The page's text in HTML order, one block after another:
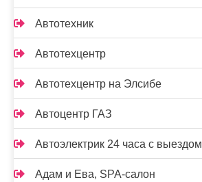
Автотехник
Автотехцентр
Автотехцентр на Элсибе
Автоцентр ГАЗ
Автоэлектрик 24 часа с выездом
Адам и Ева, SPA-салон